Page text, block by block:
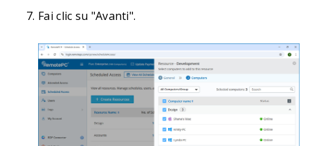
Fai clic su "Avanti".